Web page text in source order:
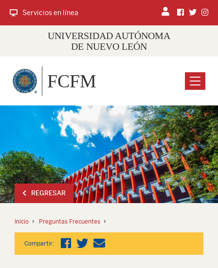
Servicios en línea
UNIVERSIDAD AUTÓNOMA
DE NUEVO LEÓN
Menu
FCFM
REGRESAR
Inicio Preguntas Frecuentes
Compartir: